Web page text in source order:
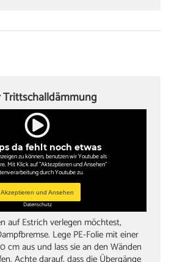
da fehlt noch etwas
zu können, benutzen wir Youtube als
Mit Klick auf "Aktezptieren und Ansehen"
durch Youtube zu.
Akzeptieren und Ansehen
Datenschutz
Trittschalldämmung
auf Estrich verlegen möchtest,
Lege PE-Folie mit einer
cm aus und lass sie an den Wänden